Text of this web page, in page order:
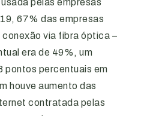
pelas empresas
67% das empresas
via fibra óptica –
era de 49%, um
pontos percentuais em
houve aumento das
contratada pelas